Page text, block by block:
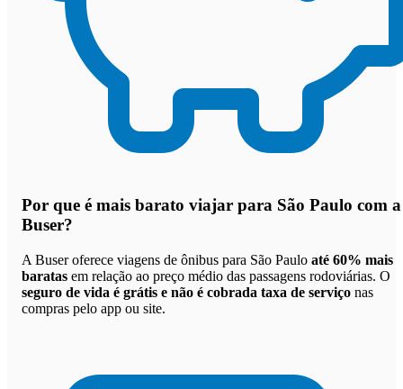
Por que é mais barato viajar para São Paulo com a
Buser?
A Buser oferece viagens de ônibus para São Paulo até 60% mais
baratas em relação ao preço médio das passagens rodoviárias. O
seguro de vida é grátis e não é cobrada taxa de serviço nas
compras pelo app ou site.